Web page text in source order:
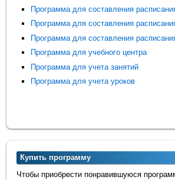
Программа для составления
Программа для составления
Программа для составления
Программа для учебного центра
Программа для учета занятий
Программа для учета уроков
Купить программу
Чтобы приобрести понравившуюся